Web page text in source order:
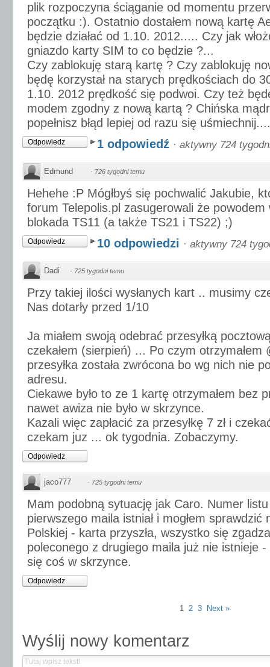
plik rozpoczyna ściąganie od momentu
początku :). Ostatnio dostałem nową kartę
będzie działać od 1.10. 2012..... Czy jak
gniazdo karty SIM to co będzie ?...
Czy zablokuję starą kartę ? Czy zablokuję
będę korzystał na starych prędkościach do
1.10. 2012 prędkość się podwoi. Czy też
modem zgodny z nową kartą ? Chińska
popełnisz błąd lepiej od razu się
Odpowiedz 1 odpowiedź · aktywny 724
Edmund · 726 tygodni temu
Hehehe :P Mógłbyś się pochwalić Jakubie,
forum Telepolis.pl zasugerowali że powodem
blokada TS11 (a także TS21 i TS22) ;)
Odpowiedz 10 odpowiedzi · aktywny 724
Dadi · 725 tygodni temu
Przy takiej ilości wysłanych kart .. musimy
Nas dotarły przed 1/10
Ja miałem swoją odebrać przesyłką
czekałem (sierpień) ... Po czym otrzymałem
przesyłka została zwrócona bo wg nich nie
adresu.
Ciekawe było to ze 1 kartę otrzymałem bez
nawet awiza nie było w skrzynce.
Kazali więc zapłacić za przesyłkę 7 zł i
czekam juz ... ok tygodnia. Zobaczymy.
Odpowiedz
jaco777 · 725 tygodni temu
Mam podobną sytuację jak Caro. Numer
pierwszego maila istniał i mogłem sprawdzić
Polskiej - karta przyszła, wszystko się
poleconego z drugiego maila już nie istnieje
się coś w skrzynce.
Odpowiedz
1 2 3 Next »
Wyślij nowy komentarz